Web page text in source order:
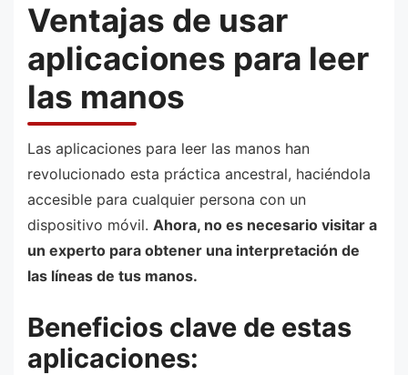
Ventajas de usar
aplicaciones para leer
las manos
Las aplicaciones para leer las manos han
revolucionado esta práctica ancestral, haciéndola
accesible para cualquier persona con un
dispositivo móvil. Ahora, no es necesario visitar a
un experto para obtener una interpretación de
las líneas de tus manos.
Beneficios clave de estas
aplicaciones: